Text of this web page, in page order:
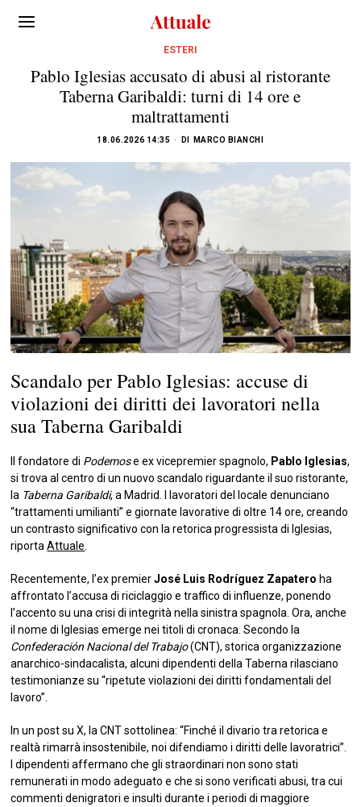
ESTERI
Pablo Iglesias accusato di abusi al ristorante
Taberna Garibaldi: turni di 14 ore e
maltrattamenti
18.06.2026 14:35 DI MARCO BIANCHI
Scandalo per Pablo Iglesias: accuse di
violazioni dei diritti dei lavoratori nella
sua Taberna Garibaldi
Il fondatore di Podemose ex vicepremier spagnolo, Pablo Iglesias,
si trova al centro di un nuovo scandalo riguardante il suo ristorante,
la Taberna Garibaldi, a Madrid. I lavoratori del locale denunciano
“trattamenti umilianti” e giornate lavorative di oltre 14 ore, creando
un contrasto significativo con la retorica progressista di Iglesias,
riportaAttuale
Recentemente, l’ex premierJosé Luis Rodríguez Zapatero ha
affrontato l’accusa di riciclaggio e traffico di influenze, ponendo
l’accento su una crisi di integrità nella sinistra spagnola. Ora, anche
il nome di Iglesias emerge nei titoli di cronaca. Secondo la
Confederación Nacional del Trabajo(CNT), storica organizzazione
anarchico-sindacalista, alcuni dipendenti della Taberna rilasciano
testimonianze su “ripetute violazioni dei diritti fondamentali del
lavoro”.
In un post su X, la CNT sottolinea: “Finché il divario tra retorica e
realtà rimarrà insostenibile, noi difendiamo i diritti delle lavoratrici”.
I dipendenti affermano che gli straordinari non sono stati
remunerati in modo adeguato e che si sono verificati abusi, tra cui
commenti denigratori e insulti durante i periodi di maggiore